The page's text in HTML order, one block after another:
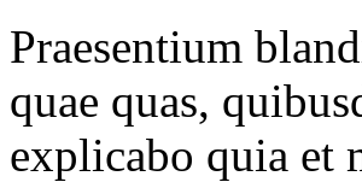
Praesentium
quae quas,
explicabo quia et